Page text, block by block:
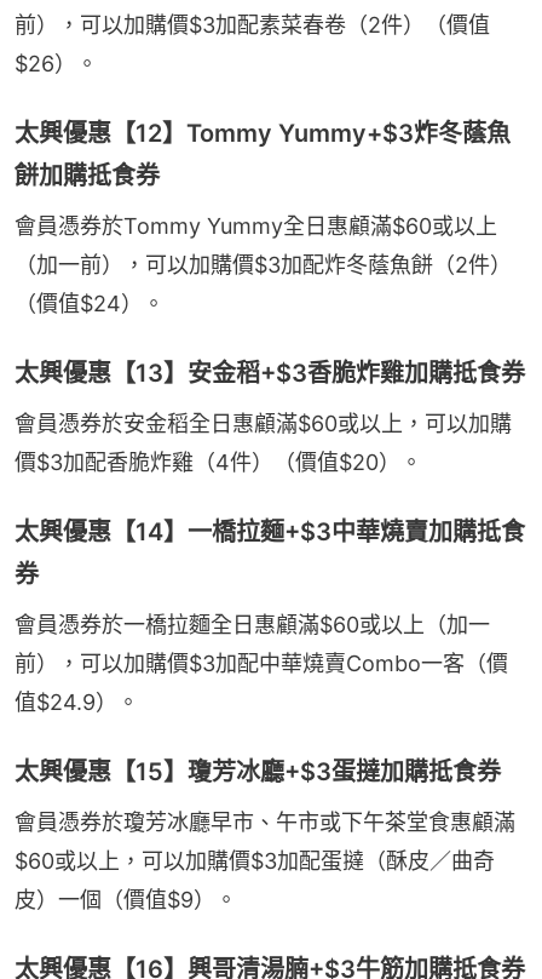
前），可以加購價$3加配素菜春卷（2件）（價值
$26）。
太興優惠【12】Tommy Yummy+$3炸冬蔭魚
餅加購抵食券
會員憑券於Tommy Yummy全日惠顧滿$60或以上
（加一前），可以加購價$3加配炸冬蔭魚餅（2件）
（價值$24）。
太興優惠【13】安金稻+$3香脆炸雞加購抵食券
會員憑券於安金稻全日惠顧滿$60或以上，可以加購
價$3加配香脆炸雞（4件）（價值$20）。
太興優惠【14】一橋拉麵+$3中華燒賣加購抵食
券
會員憑券於一橋拉麵全日惠顧滿$60或以上（加一
前），可以加購價$3加配中華燒賣Combo一客（價
值$24.9）。
太興優惠【15】瓊芳冰廳+$3蛋撻加購抵食券
會員憑券於瓊芳冰廳早市、午市或下午茶堂食惠顧滿
$60或以上，可以加購價$3加配蛋撻（酥皮／曲奇
皮）一個（價值$9）。
太興優惠【16】興哥清湯腩+$3牛筋加購抵食券